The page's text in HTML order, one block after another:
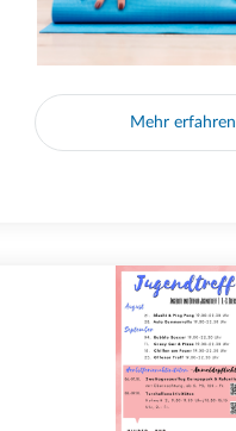
Mehr erfahren